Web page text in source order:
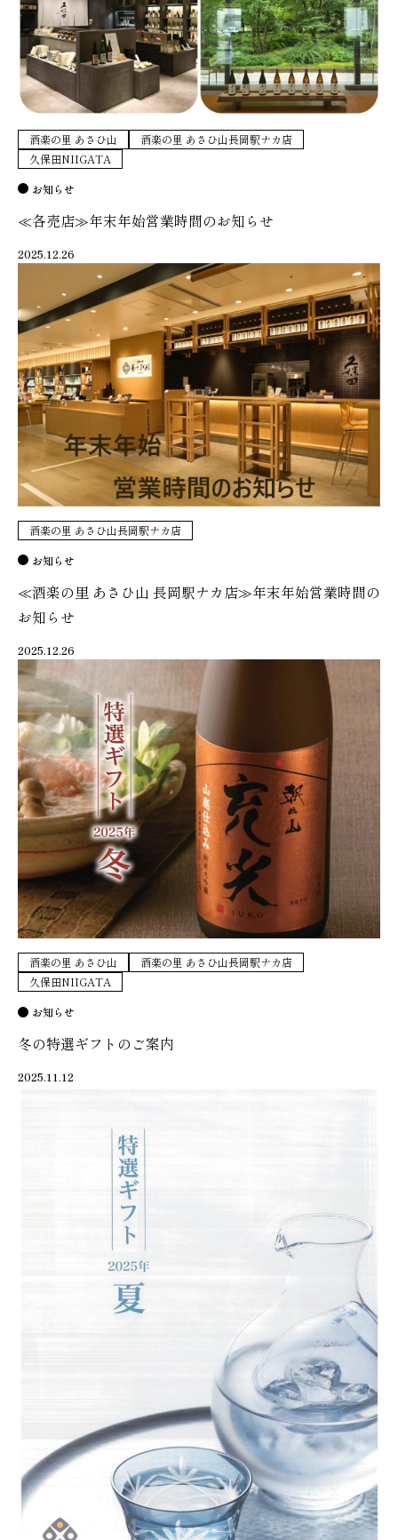
酒楽の里 あさひ山
酒楽の里 あさひ山長岡駅ナカ店
久保田NIIGATA
お知らせ
≪各売店≫年末年始営業時間のお知らせ
2025.12.26
酒楽の里 あさひ山長岡駅ナカ店
お知らせ
≪酒楽の里 あさひ山 長岡駅ナカ店≫年末年始営業時間の
お知らせ
2025.12.26
酒楽の里 あさひ山
酒楽の里 あさひ山長岡駅ナカ店
久保田NIIGATA
お知らせ
冬の特選ギフトのご案内
2025.11.12